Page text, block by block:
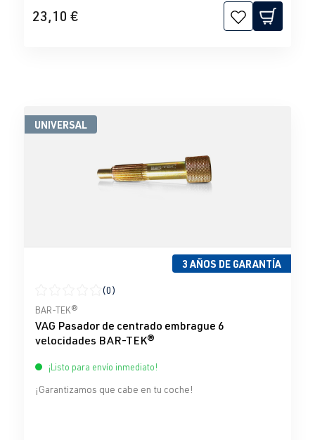
23,10 €
UNIVERSAL
3 AÑOS DE GARANTÍA
Calificación promedio de 0 de 5 estrellas
(0)
BAR-TEK®
VAG Pasador de centrado embrague 6
velocidades BAR-TEK®
¡Listo para envío inmediato!
¡Garantizamos que cabe en tu coche!